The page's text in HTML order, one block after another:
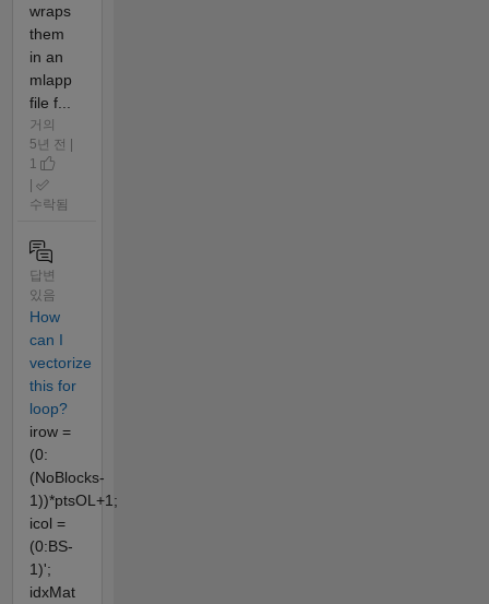
wraps
them
in an
mlapp
file f...
거의
5년 전 |
1
|
수락됨
답변
있음
How
can I
vectorize
this for
loop?
irow =
(0:
(NoBlocks-
1))*ptsOL+1;
icol =
(0:BS-
1)';
idxMat